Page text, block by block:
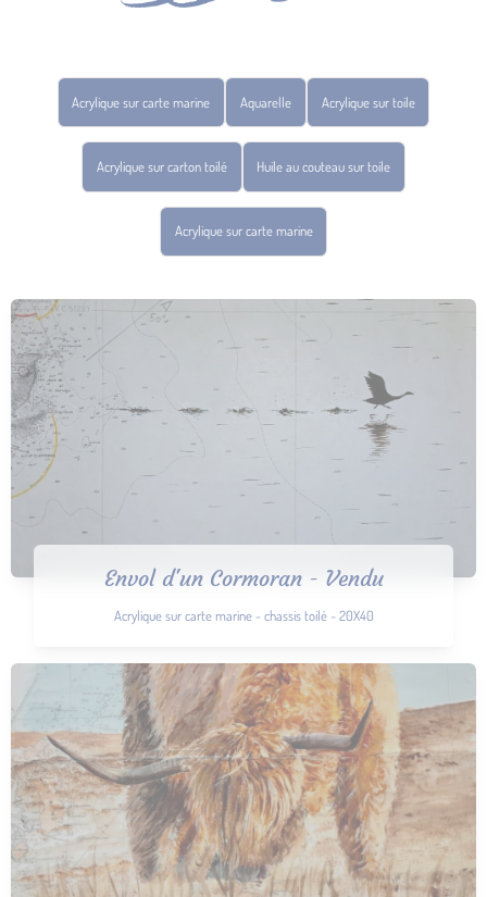
Acrylique sur carte marine Aquarelle Acrylique sur toile
Acrylique sur carton toilé Huile au couteau sur toile
Acrylique sur carte marine
Envol d'un Cormoran - Vendu
Acrylique sur carte marine - chassis toilé - 20X40